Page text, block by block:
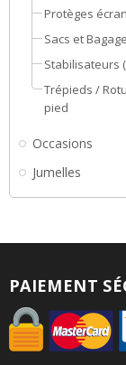
Protèges écran
Sacs et
Stabilisateurs
Trépieds /
pied
Occasions
Jumelles
PAIEMENT